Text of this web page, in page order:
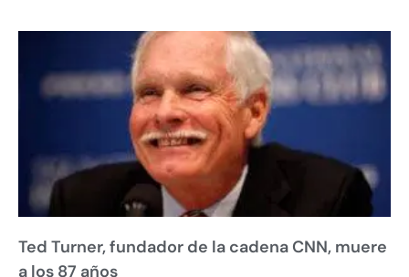
Ted Turner, fundador de la cadena CNN, muere
a los 87 años